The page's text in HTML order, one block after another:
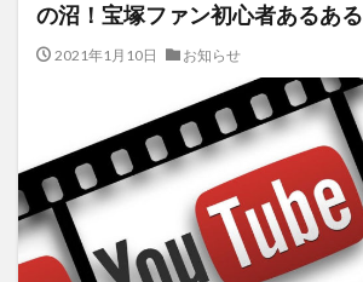
の沼！宝塚ファン初心者あるある
2021年1月10日 お知らせ